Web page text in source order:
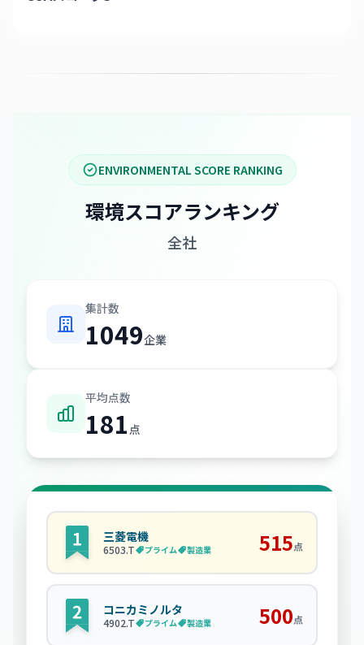
ENVIRONMENTAL SCORE RANKING
環境スコアランキング
全社
集計数
1049企業
平均点数
181 点
三菱電機
6503.T プライム 製造業 515点
コニカミノルタ
4902.T プライム 製造業 500点